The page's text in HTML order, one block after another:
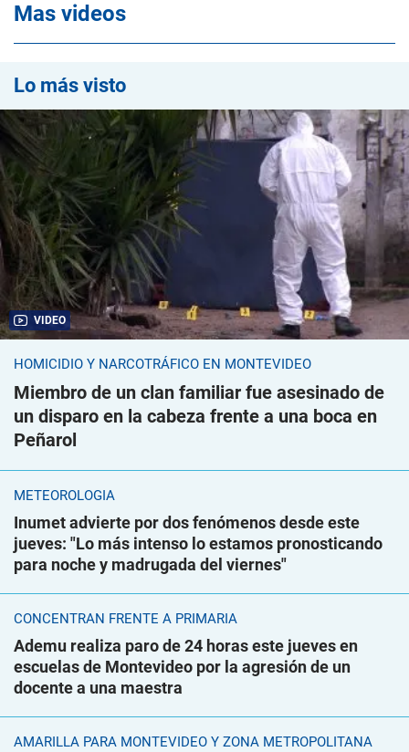
Mas videos
Lo más visto
VIDEO
HOMICIDIO Y NARCOTRÁFICO EN MONTEVIDEO
Miembro de un clan familiar fue asesinado de
un disparo en la cabeza frente a una boca en
Peñarol
METEOROLOGÍA
Inumet advierte por dos fenómenos desde este
jueves: "Lo más intenso lo estamos pronosticando
para noche y madrugada del viernes"
CONCENTRAN FRENTE A PRIMARIA
Ademu realiza paro de 24 horas este jueves en
escuelas de Montevideo por la agresión de un
docente a una maestra
AMARILLA PARA MONTEVIDEO Y ZONA METROPOLITANA